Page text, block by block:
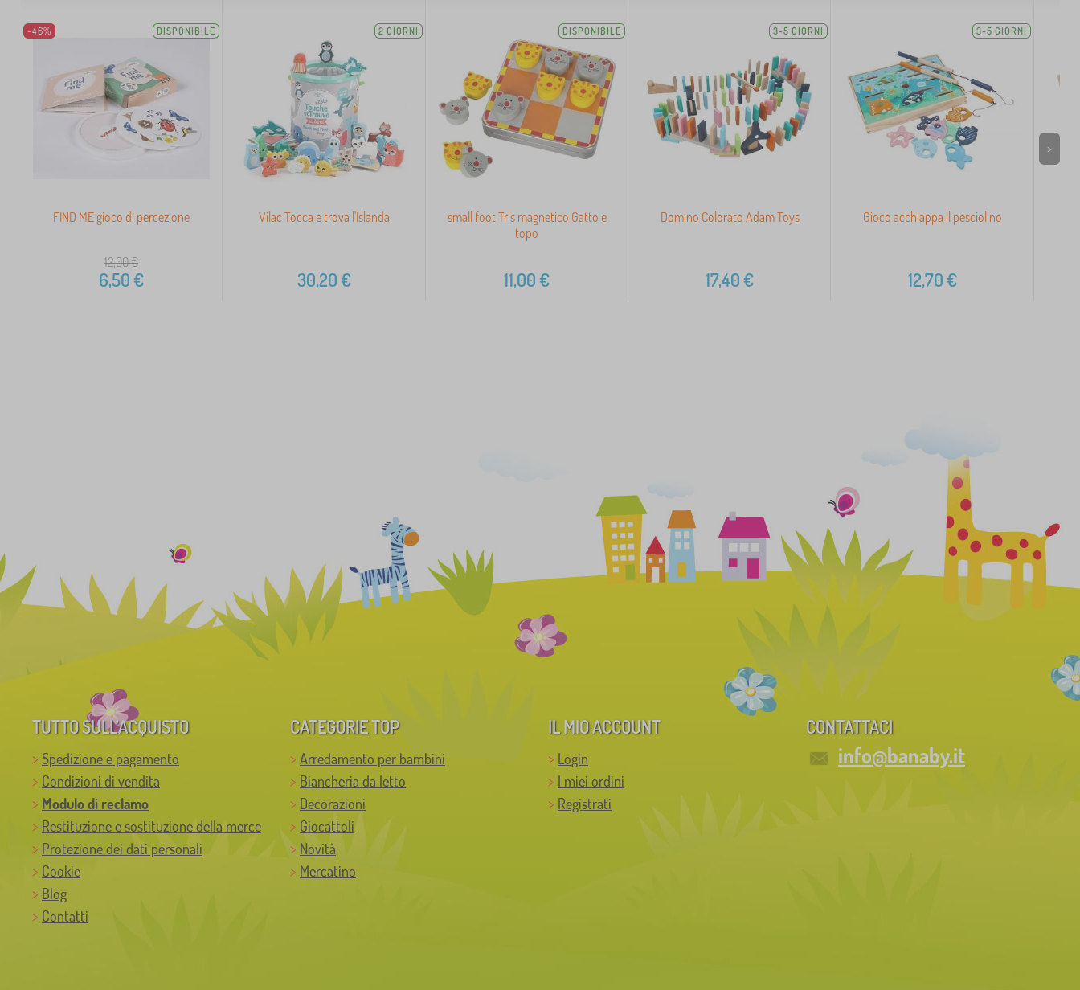
-46% DISPONIBILE
FIND ME gioco di percezione
12,00€
6,50€
2 GIORNI
Vilac Tocca e trova l'Islanda
30,20€
DISPONIBILE
small foot Tris magnetico Gatto e
topo
11,00€
3-5 GIORNI
Domino Colorato Adam Toys
17,40€
3-5 GIORNI
Gioco acchiappa il pesciolino
12,70€
>
TUTTO SULL’ACQUISTO
Spedizione e pagamento
Condizioni di vendita
Modulo di reclamo
Restituzione e sostituzione della merce
Protezione dei dati personali
Cookie
Blog
Contatti
CATEGORIE TOP
Arredamento per bambini
Biancheria da letto
Decorazioni
Giocattoli
Novità
Mercatino
IL MIO ACCOUNT
Login
I miei ordini
Registrati
CONTATTACI
info@banaby.it